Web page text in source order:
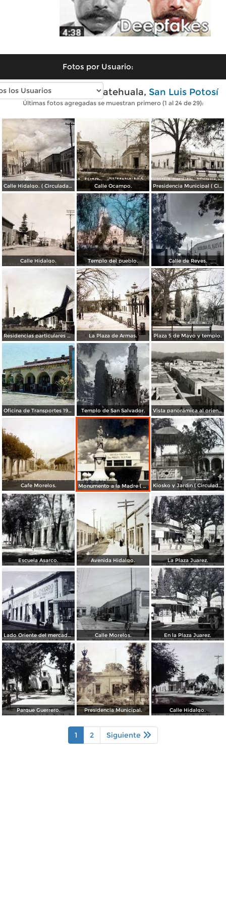
Fotos por Usuario:
Fotos antiguas de Matehuala, San Luis Potosí
Últimas fotos agregadas se muestran primero (1 al 24 de 29):
Calle Hidalgo. ( Circulada el 23 de Enero de 1955 ). Calle Ocampo. Presidencia Municipal ( Circulada el 2 de Junio de 1940 ).
Calle Hidalgo. Templo del pueblo. Calle de Reyes.
Residencias particulares de la fabrica. La Plaza de Armas. Plaza 5 de Mayo y templo.
Oficina de Transportes 1965. Templo de San Salvador. Vista panorámica al oriente de Matehuala
Cafe Morelos. Monumento a la Madre ( Circulada el 28 de Agosto de 1956 ). Kiosko y Jardin ( Circulada el 8 de Octubre de 1955 ).
Escuela Asarco. Avenida Hidalgo. La Plaza Juarez.
Lado Oriente del mercado Arista. Calle Morelos. En la Plaza Juarez.
Parque Guerrero. Presidencia Municipal. Calle Hidalgo.
1 2 Siguiente